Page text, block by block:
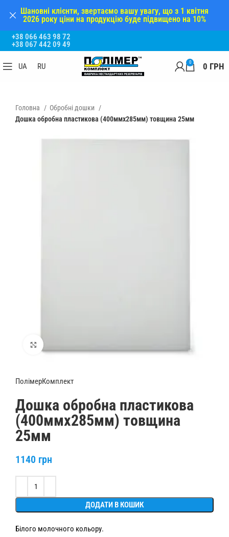
+38 066 463 98 72
+38 067 442 09 49
UA RU 0 0 ГРН
Головна
Обробні дошки
Дошка обробна пластикова (400ммх285мм) товщина 25мм
ПолімерКомплект
Дошка обробна пластикова
(400ммх285мм) товщина
25мм
1140 грн
ДОДАТИ В КОШИК
Alternative:
Білого молочного кольору.
Шановні клієнти, звертаємо вашу увагу, що з 1 квітня
2026 року ціни на продукцію буде підвищено на 10%